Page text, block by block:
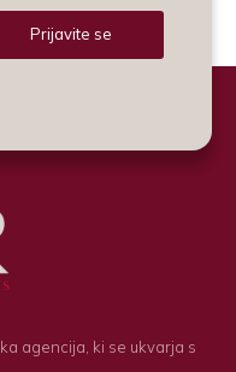
Prijavite se
agencija, ki se ukvarja s